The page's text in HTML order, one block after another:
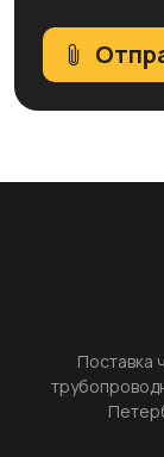
Поставка